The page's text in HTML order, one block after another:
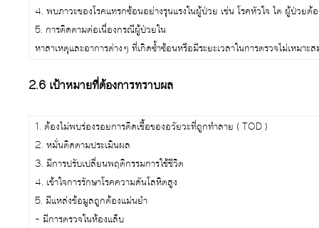
4. พบภาวะของโรคแทรกซ้อนอย่างรุนแรงในผู้ป่วย เช่น โรคหัวใจ ไต ผู้ป่วยต้
5. การติดตามต่อเนื่องกรณีผู้ป่วยใน
หาสาเหตุและอาการต่างๆ ที่เกิดซ้ำซ้อนหรือมีระยะเวลาในการตรวจไม่เหมาะ
2.6 เป้าหมายที่ต้องการทราบผล
1. ต้องไม่พบร่องรอยการติดเชื้อของอวัยวะที่ถูกทำลาย ( TOD )
2. หมั่นติดตามประเมินผล
3. มีการปรับเปลี่ยนพฤติกรรมการใช้ชีวิต
4. เข้าใจการรักษาโรคความดันโลหิตสูง
5. มีแหล่งข้อมูลถูกต้องแม่นยำ
– มีการตรวจในห้องแล็บ